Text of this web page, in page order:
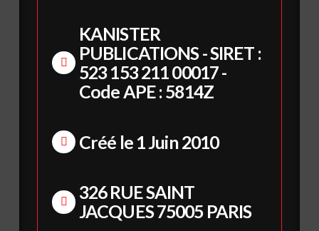
KANISTER
PUBLICATIONS - SIRET :
523 153 211 00017 -
Code APE : 5814Z
Créé le 1 Juin 2010
326 RUE SAINT
JACQUES 75005 PARIS